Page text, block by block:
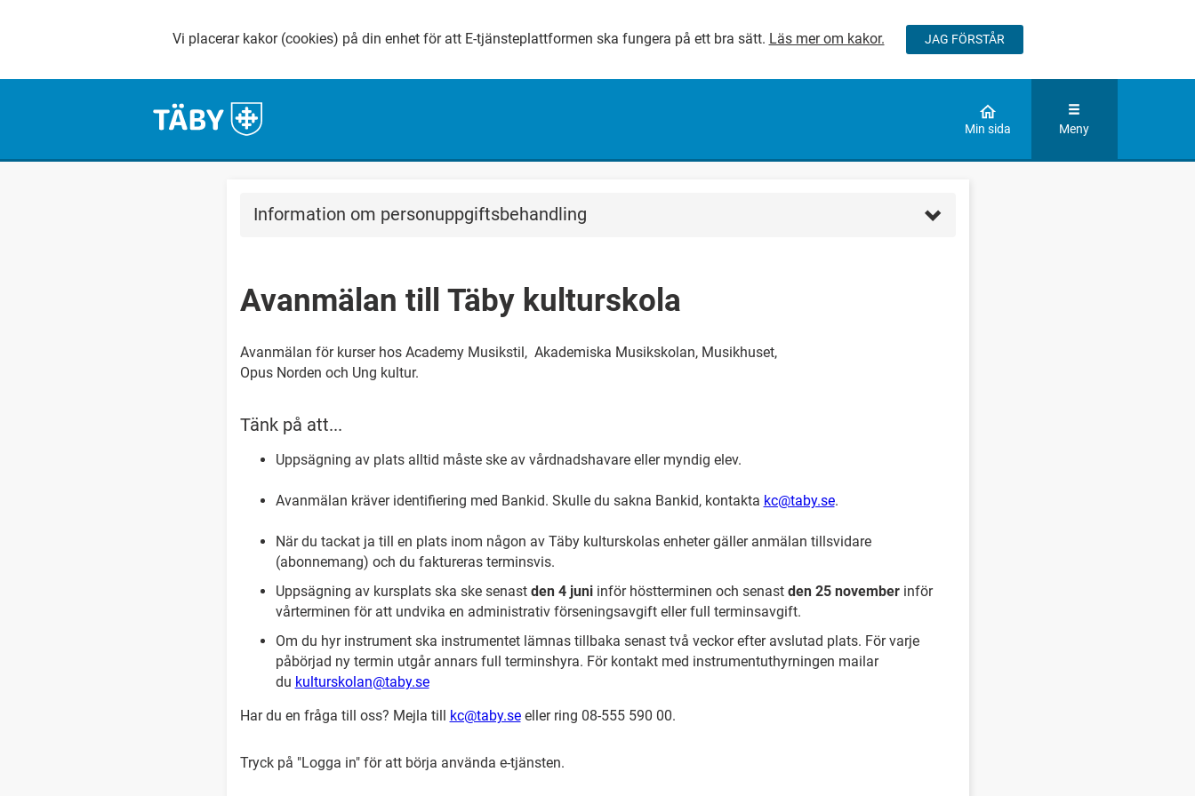
Vi placerar kakor (cookies) på din enhet för att E-tjänsteplattformen ska fungera på ett bra sätt. Läs mer om kakor. JAG FÖRSTÅR
Min sida Meny
Information om personuppgiftsbehandling
Avanmälan till Täby kulturskola
Avanmälan för kurser hos Academy Musikstil, Akademiska Musikskolan, Musikhuset,
Opus Norden och Ung kultur.
Tänk på att...
Uppsägning av plats alltid måste ske av vårdnadshavare eller myndig elev.
Avanmälan kräver identifiering med Bankid. Skulle du sakna Bankid, kontakta kc@taby.se.
När du tackat ja till en plats inom någon av Täby kulturskolas enheter gäller anmälan tillsvidare
(abonnemang) och du faktureras terminsvis.
Uppsägning av kursplats ska ske senast den 4 juniinför höstterminen och senast den 25 novemberinför
vårterminen för att undvika en administrativ förseningsavgift eller full terminsavgift.
Om du hyr instrument ska instrumentet lämnas tillbaka senast två veckor efter avslutad plats. För varje
påbörjad ny termin utgår annars full terminshyra. För kontakt med instrumentuthyrningen mailar
du kulturskolan@taby.se
Har du en fråga till oss? Mejla till kc@taby.seeller ring 08-555 590 00.
Tryck på "Logga in" för att börja använda e-tjänsten.